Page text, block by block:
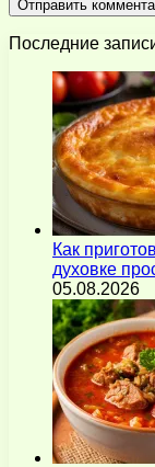
Последние
Как
духовке
05.08.2026